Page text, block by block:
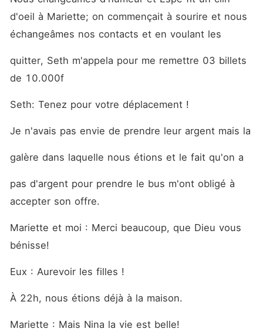
d'oeil à Mariette; on commençait à sourire et nous
échangeâmes nos contacts et en voulant les
quitter, Seth m'appela pour me remettre 03 billets
de 10.000f
Seth: Tenez pour votre déplacement !
Je n'avais pas envie de prendre leur argent mais la
galère dans laquelle nous étions et le fait qu'on a
pas d'argent pour prendre le bus m'ont obligé à
accepter son offre.
Mariette et moi : Merci beaucoup, que Dieu vous
bénisse!
Eux : Aurevoir les filles !
À 22h, nous étions déjà à la maison.
Mariette : Mais Nina la vie est belle!